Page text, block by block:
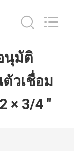
นุมัติ
วเชื่อม
× 3/4 "